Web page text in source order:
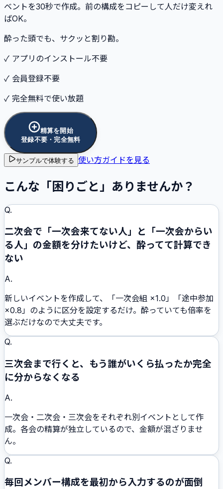
ベントを30秒で作成。前の構成をコピーして人だけ変えれ
ばOK。
酔った頭でも、サクッと割り勘。
✓ アプリのインストール不要
✓ 会員登録不要
✓ 完全無料で使い放題
精算を開始
登録不要・完全無料
サンプルで体験する 使い方ガイドを見る
こんな「困りごと」ありませんか？
Q.
二次会で「一次会来てない人」と「一次会からい
る人」の金額を分けたいけど、酔ってて計算でき
ない
A.
新しいイベントを作成して、「一次会組 ×1.0」「途中参加
×0.8」のように区分を設定するだけ。酔っていても倍率を
選ぶだけなので大丈夫です。
Q.
三次会まで行くと、もう誰がいくら払ったか完全
に分からなくなる
A.
一次会・二次会・三次会をそれぞれ別イベントとして作
成。各会の精算が独立しているので、金額が混ざりませ
ん。
Q.
毎回メンバー構成を最初から入力するのが面倒